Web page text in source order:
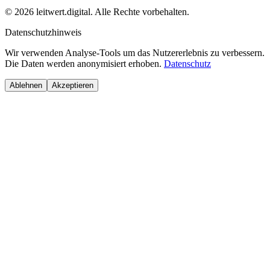
© 2026 leitwert.digital. Alle Rechte vorbehalten.
Datenschutzhinweis
Wir verwenden Analyse-Tools um das Nutzererlebnis zu verbessern.
Die Daten werden anonymisiert erhoben. Datenschutz
Ablehnen Akzeptieren